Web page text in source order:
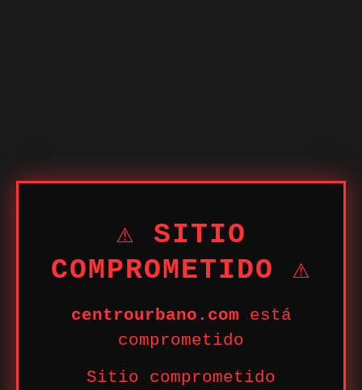
⚠ SITIO
COMPROMETIDO ⚠
centrourbano.com está
comprometido
Sitio comprometido